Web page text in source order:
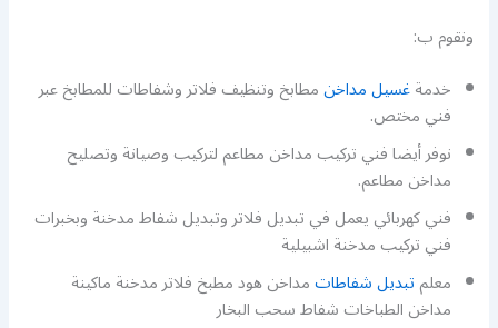
ونقوم ب:
خدمةغسيل مداخنمطابخ وتنظيف فلاتر وشفاطات للمطابخ عبر
فني مختص.
نوفر أيضا فني تركيب مداخن مطاعم لتركيب وصيانة وتصليح
مداخن مطاعم.
فني كهربائي يعمل في تبديل فلاتر وتبديل شفاط مدخنة وبخبرات
فني تركيب مدخنة اشبيلية
معلمتبديل شفاطاتمداخن هود مطبخ فلاتر مدخنة ماكينة
مداخن الطباخات شفاط سحب البخار